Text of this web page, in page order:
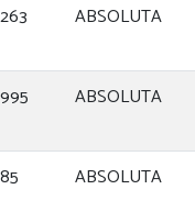
263 ABSOLUTA
995 ABSOLUTA
85 ABSOLUTA